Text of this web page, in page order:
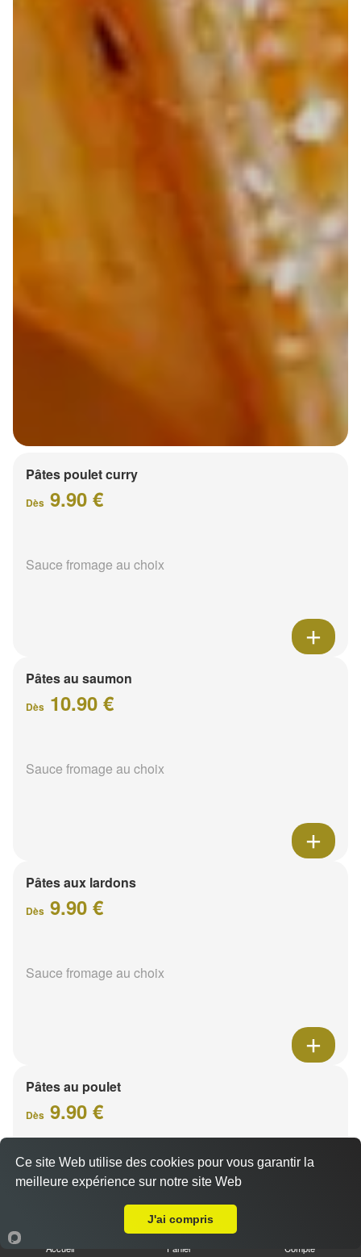
Pâtes poulet curry
Dès 9.90 €
Sauce fromage au choix
Pâtes au saumon
Dès 10.90 €
Sauce fromage au choix
Pâtes aux lardons
Dès 9.90 €
Sauce fromage au choix
Pâtes au poulet
Dès 9.90 €
Sauce fromage au choix
Accueil Panier Compte
Ce site Web utilise des cookies pour vous garantir la
meilleure expérience sur notre site Web
J'ai compris